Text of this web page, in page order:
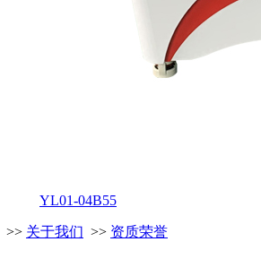
YL01-04B55
>> 关于我们 >> 资质荣誉